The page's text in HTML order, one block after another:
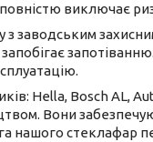
повністю виключає
з заводським
запотіванню.
Hella, Bosch AL,
Вони
нашого стеклафар